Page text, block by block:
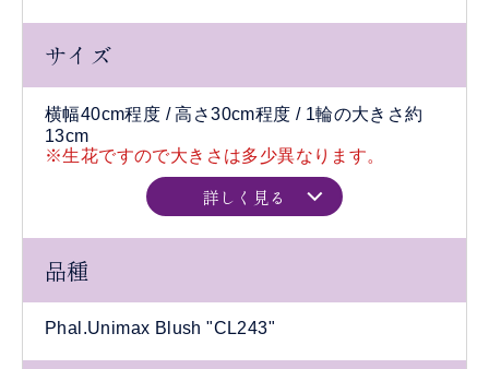
サイズ
横幅40cm程度 / 高さ30cm程度 / 1輪の大きさ約
13cm
※生花ですので大きさは多少異なります。
詳しく見る
品種
Phal.Unimax Blush "CL243"